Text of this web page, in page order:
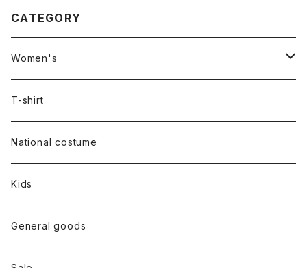
CATEGORY
Women's
Outer
Dress
Tops
Bottoms
T-shirt
National costume
Kids
General goods